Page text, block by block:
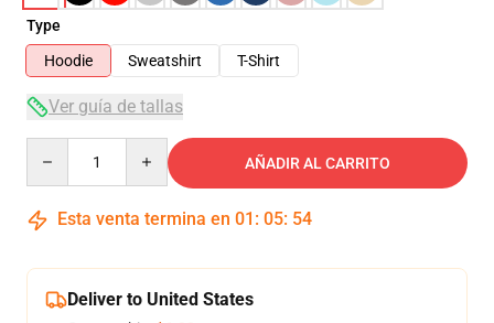
Type
Hoodie
Sweatshirt T-Shirt
Ver guía de tallas
AÑADIR AL CARRITO
Esta venta termina en 01 : 05: 54
Deliver to United States